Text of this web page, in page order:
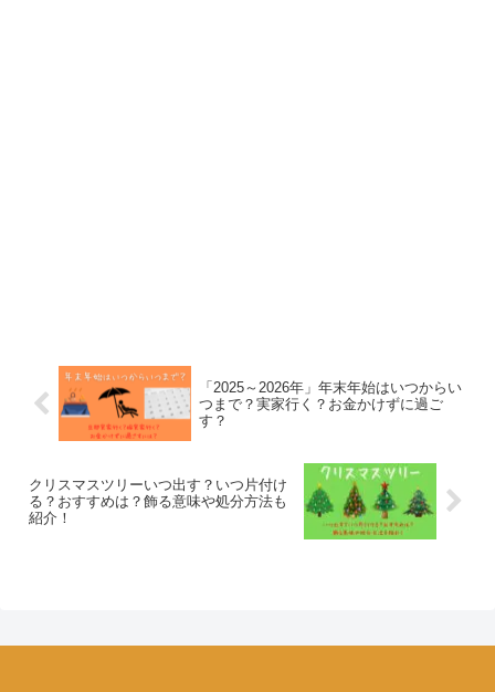
「2025～2026年」年末年始はいつからい
つまで？実家行く？お金かけずに過ご
す？
クリスマスツリーいつ出す？いつ片付け
る？おすすめは？飾る意味や処分方法も
紹介！